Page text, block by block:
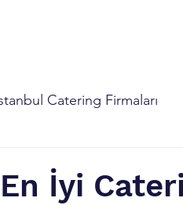
Catering Firmaları
İyi